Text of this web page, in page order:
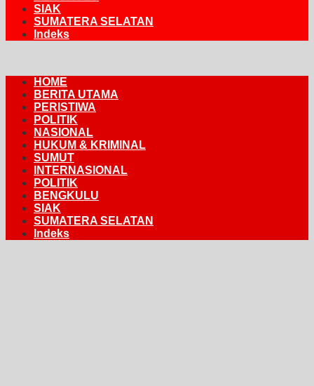
SIAK
SUMATERA SELATAN
Indeks
HOME
BERITA UTAMA
PERISTIWA
POLITIK
NASIONAL
HUKUM & KRIMINAL
SUMUT
INTERNASIONAL
POLITIK
BENGKULU
SIAK
SUMATERA SELATAN
Indeks